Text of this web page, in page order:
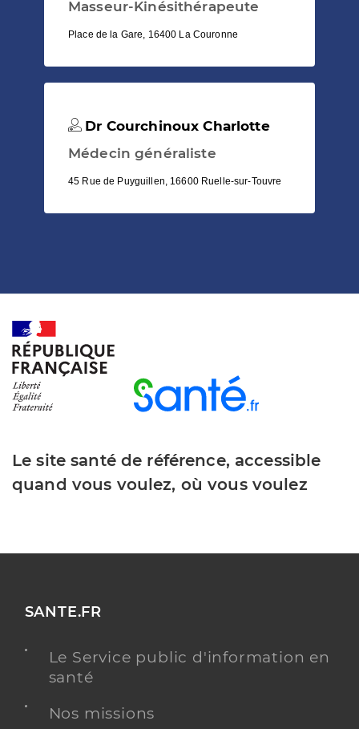
Masseur-Kinésithérapeute
Place de la Gare, 16400 La Couronne
Dr Courchinoux Charlotte
Médecin généraliste
45 Rue de Puyguillen, 16600 Ruelle-sur-Touvre
Le site santé de référence, accessible
quand vous voulez, où vous voulez
SANTE.FR
Le Service public d'information en
santé
Nos missions